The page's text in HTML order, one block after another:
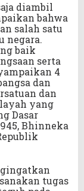
diambil
bahwa
salah satu
negara.
baik
serta
4
dan
dan
yang
Dasar
Bhinneka
tugas